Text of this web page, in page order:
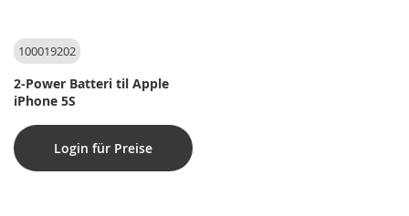
100019202
2-Power Batteri til Apple
iPhone 5S
Login für Preise